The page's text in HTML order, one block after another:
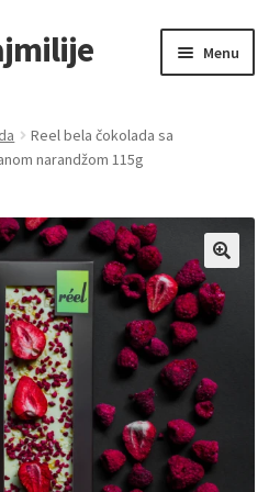
Menu
Reel bela čokolada sa
narandžom 115g